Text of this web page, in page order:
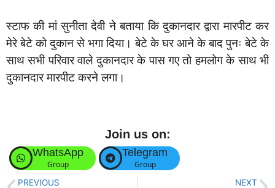
स्टाफ की मां सुनीता देवी ने बताया कि दुकानदार द्वारा मारपीट कर
मेरे बेटे को दुकान से भगा दिया। बेटे के घर आने के बाद पुनः बेटे के
साथ सभी परिवार वाले दुकानदार के पास गए तो हमलोग के साथ भी
दुकानदार मारपीट करने लगा।
Join us on:
WhatsApp
Group
Telegram
Group
PREVIOUS NEXT